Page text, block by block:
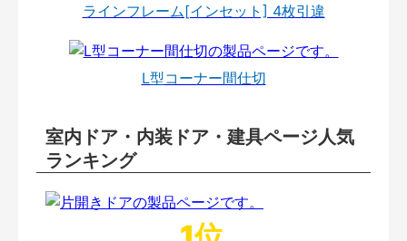
ラインフレーム[インセット] 4枚引違
L型コーナー間仕切
室内ドア・内装ドア・建具ページ人気
ランキング